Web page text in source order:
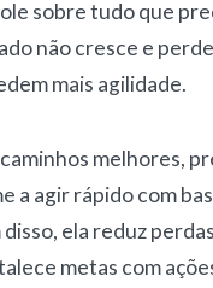
sobre tudo que
não cresce e
mais agilidade.
melhores,
a agir rápido com
disso, ela reduz
metas com